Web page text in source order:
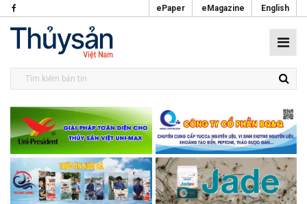
ePaper eMagazine English